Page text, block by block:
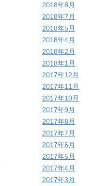
2018年8月
2018年7月
2018年5月
2018年4月
2018年2月
2018年1月
2017年12月
2017年11月
2017年10月
2017年9月
2017年8月
2017年7月
2017年6月
2017年5月
2017年4月
2017年3月